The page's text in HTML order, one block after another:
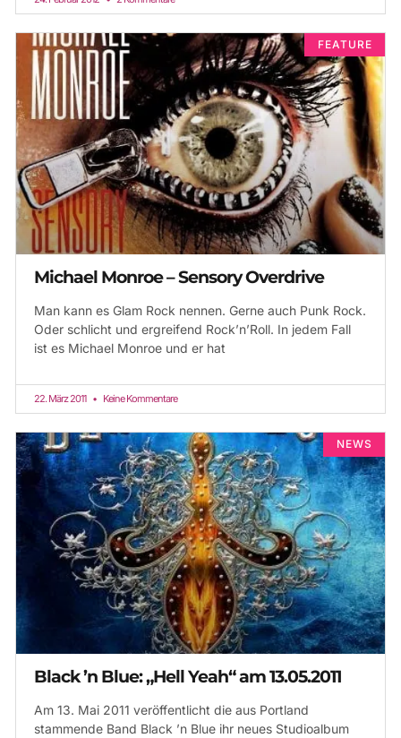
FEATURE
Michael Monroe – Sensory Overdrive
Man kann es Glam Rock nennen. Gerne auch Punk Rock.
Oder schlicht und ergreifend Rock’n’Roll. In jedem Fall
ist es Michael Monroe und er hat
22. März 2011 Keine Kommentare
NEWS
Black ’n Blue: „Hell Yeah“ am 13.05.2011
Am 13. Mai 2011 veröffentlicht die aus Portland
stammende Band Black ’n Blue ihr neues Studioalbum